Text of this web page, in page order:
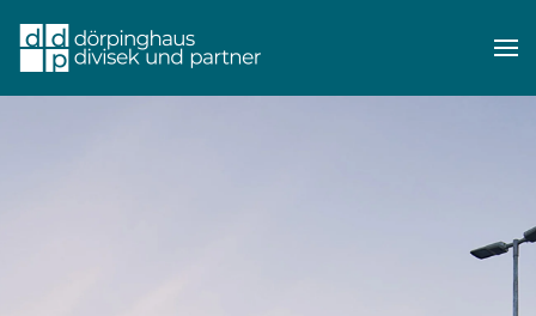
Skip to main content